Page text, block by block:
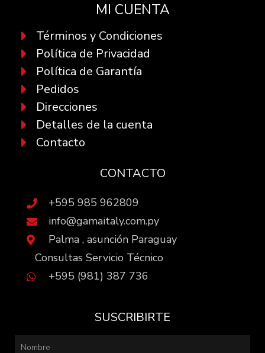
MI CUENTA
Términos y Condiciones
Política de Privacidad
Política de Garantía
Pedidos
Direcciones
Detalles de la cuenta
Contacto
CONTACTO
+595 985 962809
info@gamaitaly.com.py
Palma , asunción Paraguay
Consultas Servicio Técnico
+595 (981) 387 736
SUSCRIBIRTE